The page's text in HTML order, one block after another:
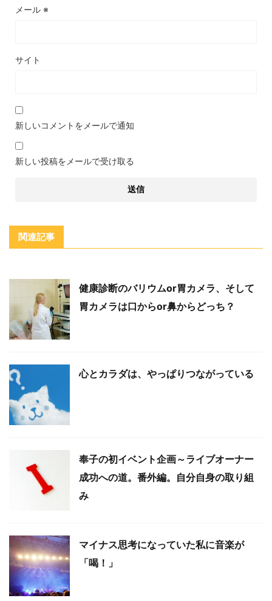
メール ※
サイト
新しいコメントをメールで通知
新しい投稿をメールで受け取る
関連記事
健康診断のバリウムor胃カメラ、そして
胃カメラは口からor鼻からどっち？
心とカラダは、やっぱりつながっている
奉子の初イベント企画～ライブオーナー
成功への道。番外編。自分自身の取り組
み
マイナス思考になっていた私に音楽が
「喝！」